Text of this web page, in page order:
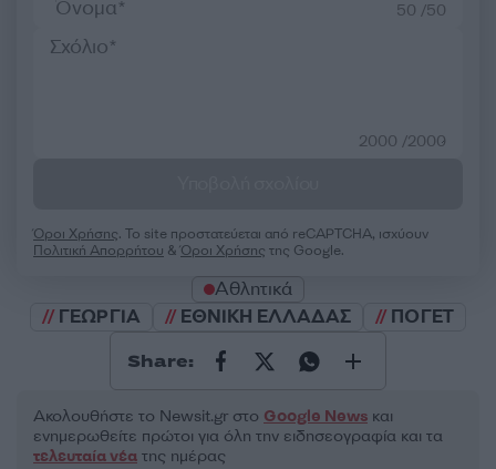
50 /50
2000 /2000
Όροι Χρήσης. Το site προστατεύεται από reCAPTCHA, ισχύουν
Πολιτική Απορρήτου &Όροι Χρήσης της Google.
Αθλητικά
ΓΕΩΡΓΙΑ
ΕΘΝΙΚΗ ΕΛΛΑΔΑΣ ΠΟΓΕΤ
Share:
Ακολουθήστε το Νewsit.gr στο Google News και
ενημερωθείτε πρώτοι για όλη την ειδησεογραφία και τα
τελευταία νέα της ημέρας